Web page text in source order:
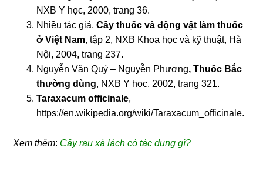
NXB Y học, 2000, trang 36.
Nhiều tác giả,Cây thuốc và động vật làm thuốc
ở Việt Nam, tập 2, NXB Khoa học và kỹ thuật, Hà
Nội, 2004, trang 237.
Nguyễn Văn Quý – Nguyễn Phương, Thuốc Bắc
thường dùng, NXB Y học, 2002, trang 321.
Taraxacum officinale,
https://en.wikipedia.org/wiki/Taraxacum_officinale.
Xem thêm: Cây rau xà lách có tác dụng gì?